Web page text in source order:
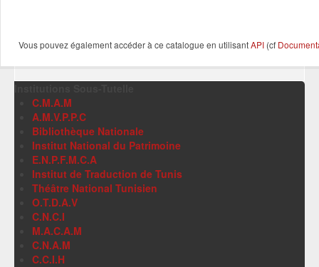
Vous pouvez également accéder à ce catalogue en utilisantAPI (cf
C.M.A.M
A.M.V.P.P.C
Bibliothèque Nationale
Institut National du Patrimoine
E.N.P.F.M.C.A
Institut de Traduction de Tunis
Théâtre National Tunisien
O.T.D.A.V
C.N.C.I
M.A.C.A.M
C.N.A.M
C.C.I.H